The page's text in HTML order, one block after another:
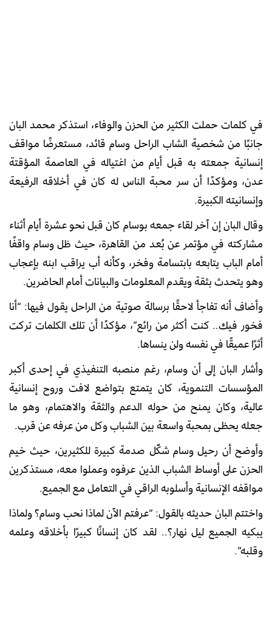
في كلمات حملت الكثير من الحزن والوفاء، استذكر محمد البان
جانبًا من شخصية الشاب الراحل وسام قائد، مستعرضًا مواقف
إنسانية جمعته به قبل أيام من اغتياله في العاصمة المؤقتة
عدن، ومؤكدًا أن سر محبة الناس له كان في أخلاقه الرفيعة
وإنسانيته الكبيرة.
وقال البان إن آخر لقاء جمعه بوسام كان قبل نحو عشرة أيام أثناء
مشاركته في مؤتمر عن بُعد من القاهرة، حيث ظل وسام واقفًا
أمام الباب يتابعه بابتسامة وفخر، وكأنه أب يراقب ابنه بإعجاب
وهو يتحدث بثقة ويقدم المعلومات والبيانات أمام الحاضرين.
وأضاف أنه تفاجأ لاحقًا برسالة صوتية من الراحل يقول فيها: “أنا
فخور فيك.. كنت أكثر من رائع”، مؤكدًا أن تلك الكلمات تركت
أثرًا عميقًا في نفسه ولن ينساها.
وأشار البان إلى أن وسام، رغم منصبه التنفيذي في إحدى أكبر
المؤسسات التنموية، كان يتمتع بتواضع لافت وروح إنسانية
عالية، وكان يمنح من حوله الدعم والثقة والاهتمام، وهو ما
جعله يحظى بمحبة واسعة بين الشباب وكل من عرفه عن قرب.
وأوضح أن رحيل وسام شكّل صدمة كبيرة للكثيرين، حيث خيم
الحزن على أوساط الشباب الذين عرفوه وعملوا معه، مستذكرين
مواقفه الإنسانية وأسلوبه الراقي في التعامل مع الجميع.
واختتم البان حديثه بالقول: “عرفتم الآن لماذا نحب وسام؟ ولماذا
يبكيه الجميع ليل نهار؟.. لقد كان إنسانًا كبيرًا بأخلاقه وعلمه
وقلبه”.